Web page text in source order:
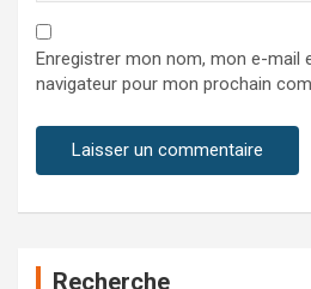
Enregistrer mon nom, mon e-mail
navigateur pour mon prochain
Recherche